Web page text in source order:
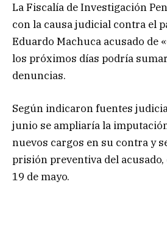
La Fiscalía de Investigación
con la causa judicial contra el
Eduardo Machuca acusado de
los próximos días podría
denuncias.
Según indicaron fuentes
junio se ampliaría la
nuevos cargos en su contra y
prisión preventiva del acusado,
19 de mayo.